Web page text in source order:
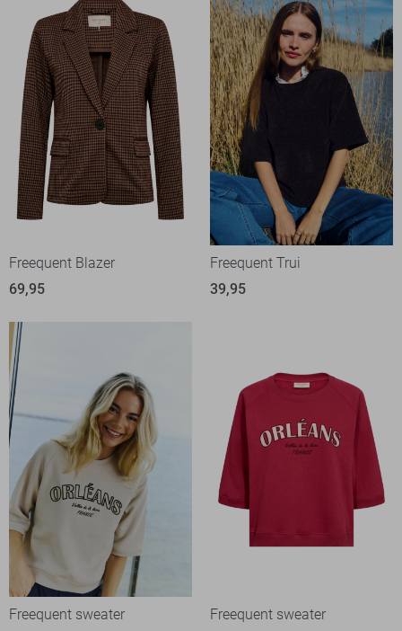
Freequent Blazer
69,95
Freequent Trui
39,95
Freequent sweater
Freequent sweater